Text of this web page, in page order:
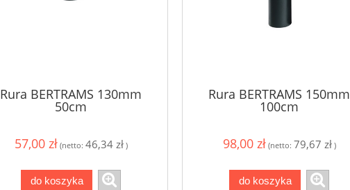
Rura BERTRAMS 130mm
50cm
57,00 zł (netto: 46,34 zł)
do koszyka
Rura BERTRAMS 150mm
100cm
98,00 zł (netto: 79,67 zł)
do koszyka